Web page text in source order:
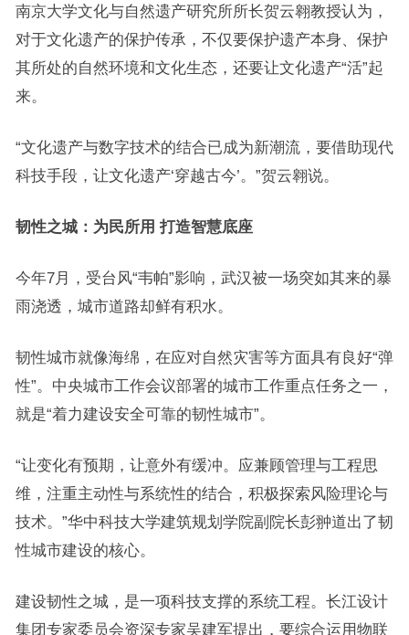
南京大学文化与自然遗产研究所所长贺云翱教授认为，
对于文化遗产的保护传承，不仅要保护遗产本身、保护
其所处的自然环境和文化生态，还要让文化遗产“活”起
来。
“文化遗产与数字技术的结合已成为新潮流，要借助现代
科技手段，让文化遗产‘穿越古今’。”贺云翱说。
韧性之城：为民所用 打造智慧底座
今年7月，受台风“韦帕”影响，武汉被一场突如其来的暴
雨浇透，城市道路却鲜有积水。
韧性城市就像海绵，在应对自然灾害等方面具有良好“弹
性”。中央城市工作会议部署的城市工作重点任务之一，
就是“着力建设安全可靠的韧性城市”。
“让变化有预期，让意外有缓冲。应兼顾管理与工程思
维，注重主动性与系统性的结合，积极探索风险理论与
技术。”华中科技大学建筑规划学院副院长彭翀道出了韧
性城市建设的核心。
建设韧性之城，是一项科技支撑的系统工程。长江设计
集团专家委员会资深专家吴建军提出，要综合运用物联